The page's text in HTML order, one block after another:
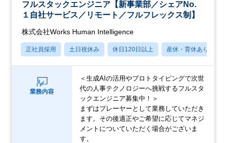
フルスタックエンジニア【新事業部／シェアNo.
１自社サービス／リモート／フルフレックス制】
株式会社Works Human Intelligence
正社員採用 土日祝休み 休日120日以上 産休・育休あり
業務内容
＜生成AIの活用やプロトタイピングで次世
代の人事テクノロジーへ挑戦するフルスタ
ックエンジニア募集中！＞
まずはプレーヤーとして業務していただき
ます。その後適正やご希望に応じてマネジ
メントについていただく場合がございま
す。